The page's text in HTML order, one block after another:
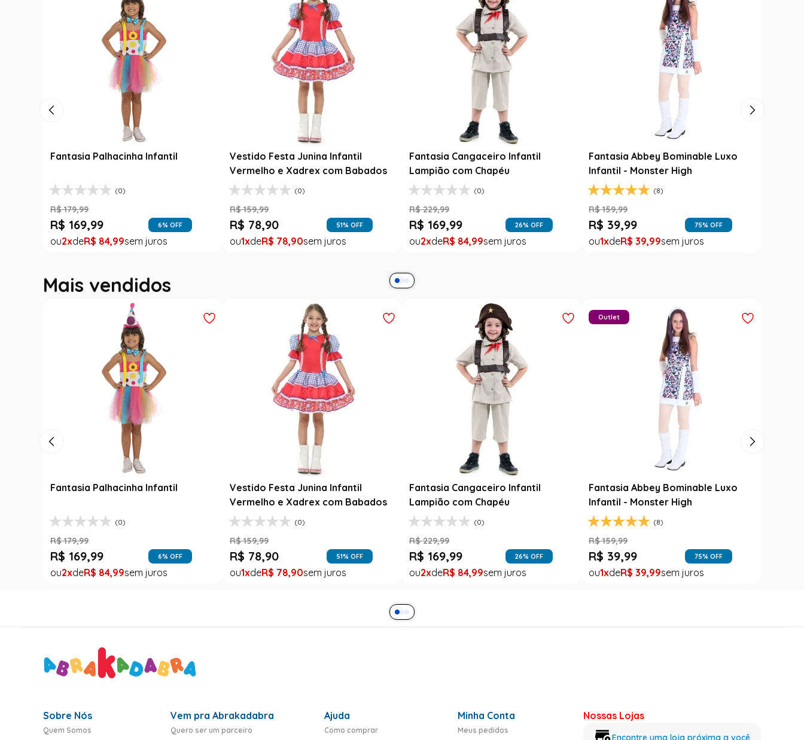
Fantasia Palhacinha Infantil
(0)
R$ 179,99
R$ 169,99 6% OFF
2 R$ 84,99
Vestido Festa Junina Infantil
Vermelho e Xadrex com Babados
(0)
R$ 159,99
R$ 78,90 51% OFF
1 R$ 78,90
Fantasia Cangaceiro Infantil
Lampião com Chapéu
(0)
R$ 229,99
R$ 169,99 26% OFF
2 R$ 84,99
Fantasia Abbey Bominable Luxo
Infantil - Monster High
(8)
R$ 159,99
R$ 39,99 75% OFF
1 R$ 39,99
Mais vendidos
Fantasia Palhacinha Infantil
(0)
R$ 179,99
R$ 169,99 6% OFF
2 R$ 84,99
Vestido Festa Junina Infantil
Vermelho e Xadrex com Babados
(0)
R$ 159,99
R$ 78,90 51% OFF
1 R$ 78,90
Fantasia Cangaceiro Infantil
Lampião com Chapéu
(0)
R$ 229,99
R$ 169,99 26% OFF
2 R$ 84,99
Fantasia Abbey Bominable Luxo
Infantil - Monster High
(8)
Outlet
R$ 159,99
R$ 39,99 75% OFF
1 R$ 39,99
Sobre Nós
Quem Somos
Vem pra Abrakadabra
Quero ser um parceiro
Ajuda
Como comprar
Minha Conta
Meus pedidos
Nossas Lojas
Encontre uma loja próxima a você